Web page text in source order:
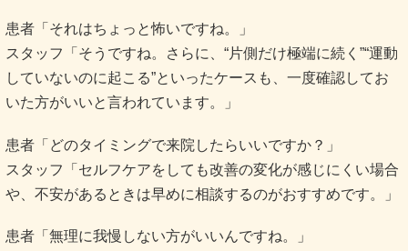
患者「それはちょっと怖いですね。」
スタッフ「そうですね。さらに、“片側だけ極端に続く”“運動
していないのに起こる”といったケースも、一度確認してお
いた方がいいと言われています。」
患者「どのタイミングで来院したらいいですか？」
スタッフ「セルフケアをしても改善の変化が感じにくい場合
や、不安があるときは早めに相談するのがおすすめです。」
患者「無理に我慢しない方がいいんですね。」